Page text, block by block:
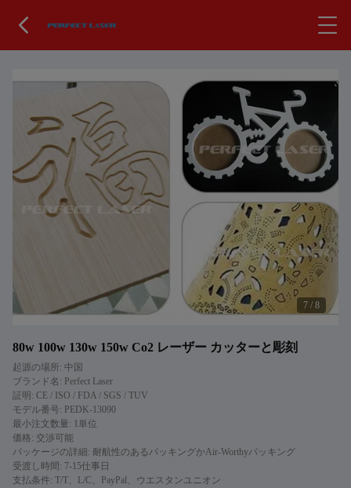
7 / 8
80w 100w 130w 150w Co2 レーザー カッターと彫刻
起源の場所: 中国
ブランド名: Perfect Laser
証明: CE / ISO / FDA / SGS / TUV
モデル番号: PEDK-13090
最小注文数量: 1単位
価格: 交渉可能
パッケージの詳細: 耐航性のあるパッキングかAir-Worthyパッキング
受渡し時間: 7-15仕事日
支払条件: T/T、L/C、PayPal、ウエスタンユニオン